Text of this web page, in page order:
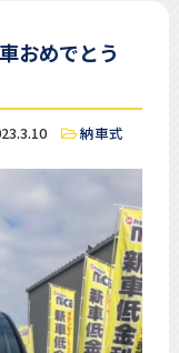
おめでとう
納車式